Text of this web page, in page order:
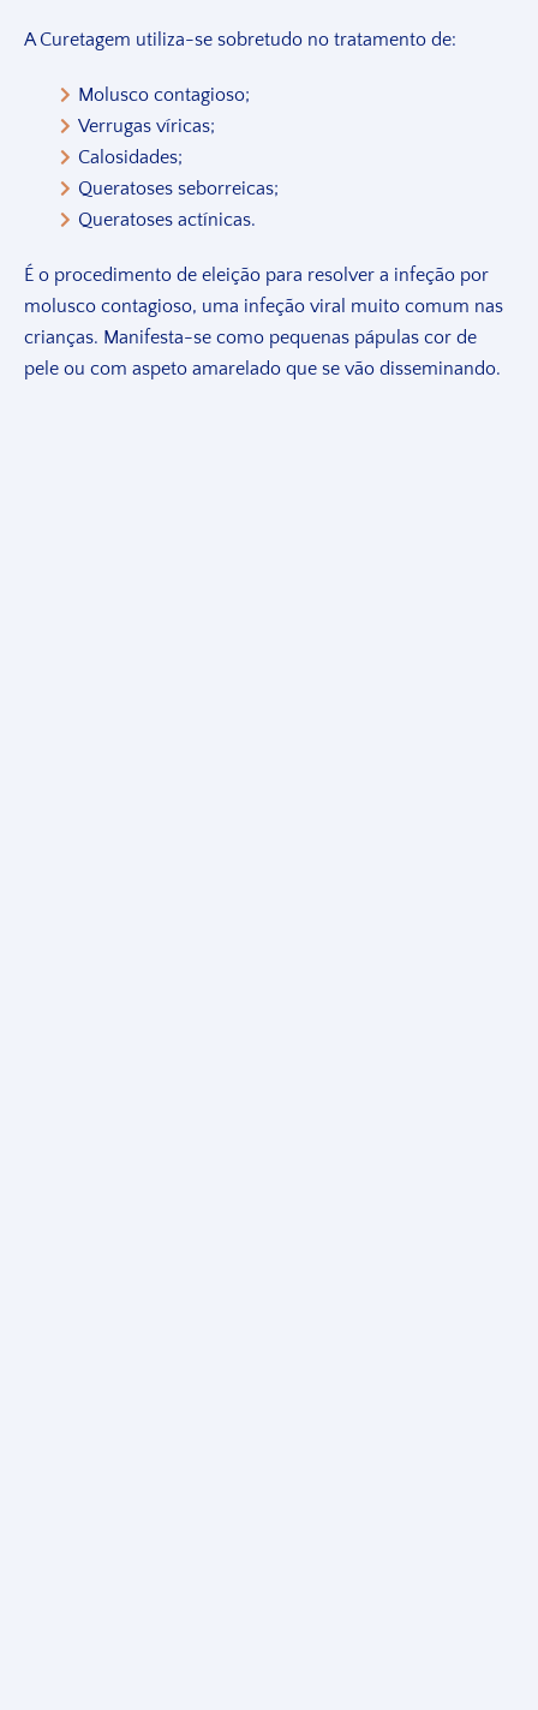
A Curetagem utiliza-se sobretudo no tratamento de:
Molusco contagioso;
Verrugas víricas;
Calosidades;
Queratoses seborreicas;
Queratoses actínicas.
É o procedimento de eleição para resolver a infeção por
molusco contagioso, uma infeção viral muito comum nas
crianças. Manifesta-se como pequenas pápulas cor de
pele ou com aspeto amarelado que se vão disseminando.